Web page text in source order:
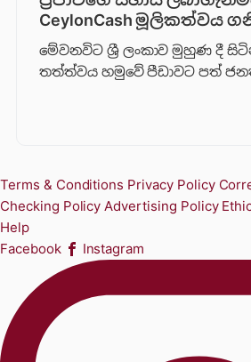
CeylonCash මූලිකත්වය
මේවනවිට ශ්‍රී ලංකාව මුහුණ දී
තත්ත්වය හමුවේ පීඩාවට පත්
Terms & Conditions Privacy Policy
Checking Policy Advertising Policy
Help
Facebook
Instagram